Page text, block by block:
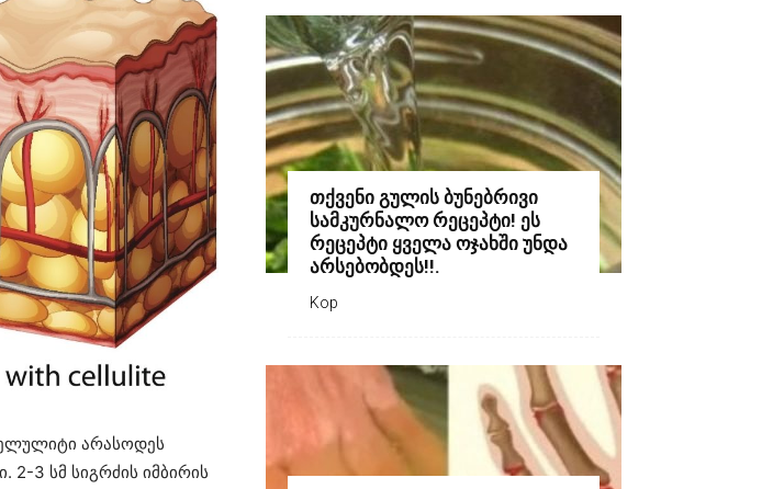
არასოდეს
2-3 სმ სიგრძის იმბირის
თქვენი გულის ბუნებრივი
სამკურნალო რეცეპტი! ეს
რეცეპტი ყველა ოჯახში უნდა
არსებობდეს!!.
Kop